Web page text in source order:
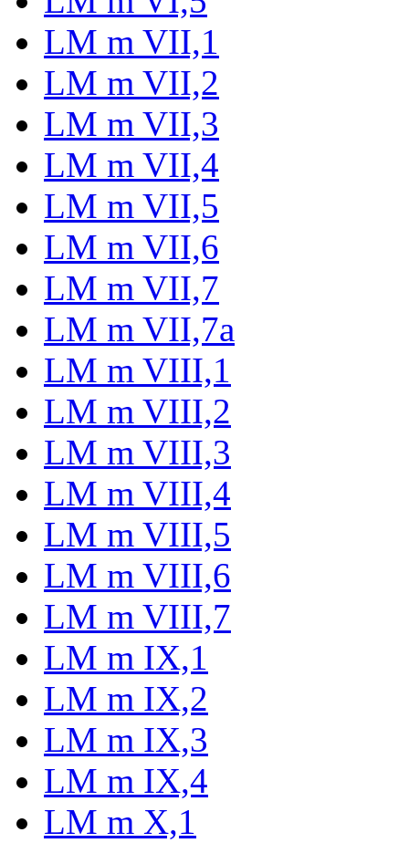
LM m VII,1
LM m VII,2
LM m VII,3
LM m VII,4
LM m VII,5
LM m VII,6
LM m VII,7
LM m VII,7a
LM m VIII,1
LM m VIII,2
LM m VIII,3
LM m VIII,4
LM m VIII,5
LM m VIII,6
LM m VIII,7
LM m IX,1
LM m IX,2
LM m IX,3
LM m IX,4
LM m X,1